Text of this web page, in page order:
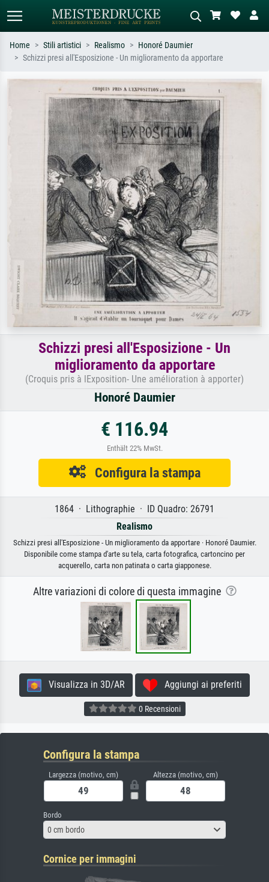
Cerca per artista, titolo o stile – es.
Monet, Notte stellata,
Impressionismo, onda di Hokusai,
nudo.
Descrivi la scena – es. prato verde,
astratto con molto rosso, dipinto a
olio scuro, nudo in piedi vicino a un
albero.
Home Stili artistici Realismo
Honoré Daumier
Schizzi presi all'Esposizione - Un miglioramento da apportare
Schizzi presi all'Esposizione - Un
miglioramento da apportare
(Croquis pris à lExposition- Une amélioration à apporter)
Honoré Daumier
€ 116.94
Enthält 22% MwSt.
Configura la stampa
1864 · Lithographie · ID Quadro: 26791
Realismo
Schizzi presi all'Esposizione - Un miglioramento da apportare · Honoré Daumier.
Disponibile come stampa d'arte su tela, carta fotografica, cartoncino per
acquerello, carta non patinata o carta giapponese.
Altre variazioni di colore di questa immagine
Visualizza in 3D/AR Aggiungi ai preferiti
0 Recensioni
Configura la stampa
Largezza (motivo, cm) Altezza (motivo, cm)
Bordo
0 cm bordo
Cornice per immagini